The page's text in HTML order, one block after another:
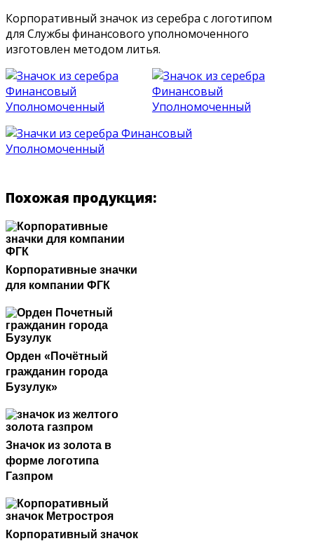
Корпоративный значок из серебра с логотипом
для Службы финансового уполномоченного
изготовлен методом литья.
Похожая продукция:
Корпоративные значки
для компании ФГК
Орден «Почётный
гражданин города
Бузулук»
Значок из золота в
форме логотипа
Газпром
Корпоративный значок